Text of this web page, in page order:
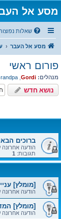
מסע אל
שאלות נפוצות
מסע אל העבר
פורום ראשי
מנהלים: Gordi
,
נושא חדש
ברוכים
הודעה אחרונה
תגובות: 1
[מומלץ]
הודעה אחרונה
[מומלץ]
הודעה אחרונה